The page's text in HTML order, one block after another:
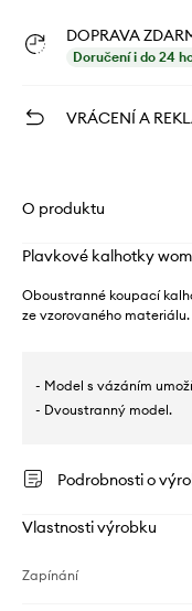
DOPRAVA
Doručení i do 24
VRÁCENÍ A
O produktu
Plavkové kalhotky
Oboustranné koupací
ze vzorovaného materiálu.
- Model s vázáním
- Dvoustranný model.
Podrobnosti o
Vlastnosti výrobku
Zapínání